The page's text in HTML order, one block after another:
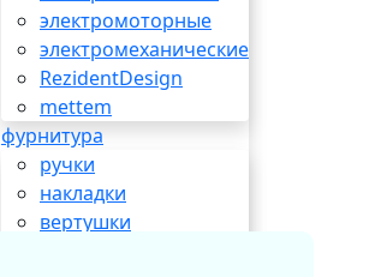
электромоторные
электромеханические
RezidentDesign
mettem
фурнитура
ручки
накладки
вертушки